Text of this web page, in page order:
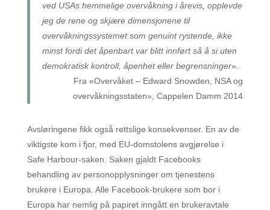
ved USAs hemmelige overvåkning i årevis, opplevde
jeg de rene og skjære dimensjonene til
overvåkningssystemet som genuint rystende, ikke
minst fordi det åpenbart var blitt innført så å si uten
demokratisk kontroll, åpenhet eller begrensninger».
Fra «Overvåket – Edward Snowden, NSA og
overvåkningsstaten», Cappelen Damm 2014
Avsløringene fikk også rettslige konsekvenser. En av de
viktigste kom i fjor, med EU-domstolens avgjørelse i
Safe Harbour-saken. Saken gjaldt Facebooks
behandling av personopplysninger om tjenestens
brukere i Europa. Alle Facebook-brukere som bor i
Europa har nemlig på papiret inngått en brukeravtale